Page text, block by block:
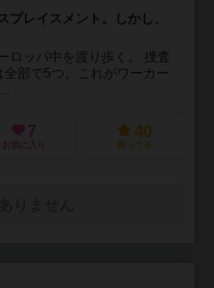
プレイスメント。しかし、
ロッパ中を渡り歩く。 捜査
部で5つ。これがワーカー
7
お気に入り
40
持ってる